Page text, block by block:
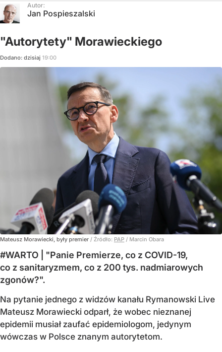
Autor:
Jan Pospieszalski
"Autorytety" Morawieckiego
Dodano: dzisiaj 19:00
Mateusz Morawiecki, były premier / Źródło: PAP / Marcin Obara
#WARTO | "Panie Premierze, co z COVID-19,
co z sanitaryzmem, co z 200 tys. nadmiarowych
zgonów?".
Na pytanie jednego z widzów kanału Rymanowski Live
Mateusz Morawiecki odparł, że wobec nieznanej
epidemii musiał zaufać epidemiologom, jedynym
wówczas w Polsce znanym autorytetom.